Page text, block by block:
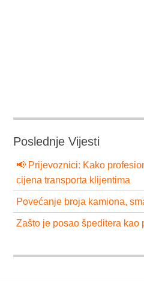
Poslednje Vijesti
📢 Prijevoznici: Kako
cijena transporta klijentima
Povećanje broja kamiona,
Zašto je posao špeditera kao